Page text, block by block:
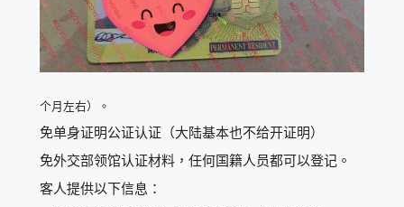
个月左右）。
免单身证明公证认证（大陆基本也不给开证明）
免外交部领馆认证材料，任何国籍人员都可以登记。
客人提供以下信息：